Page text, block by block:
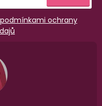
podmínkami ochrany